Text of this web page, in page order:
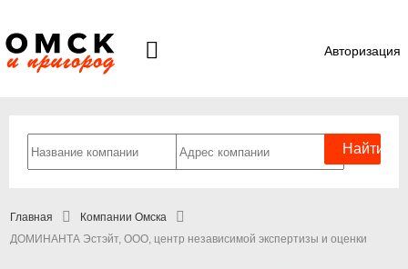
Авторизация
Главная
Компании Омска
ДОМИНАНТА Эстэйт, ООО, центр независимой экспертизы и оценки